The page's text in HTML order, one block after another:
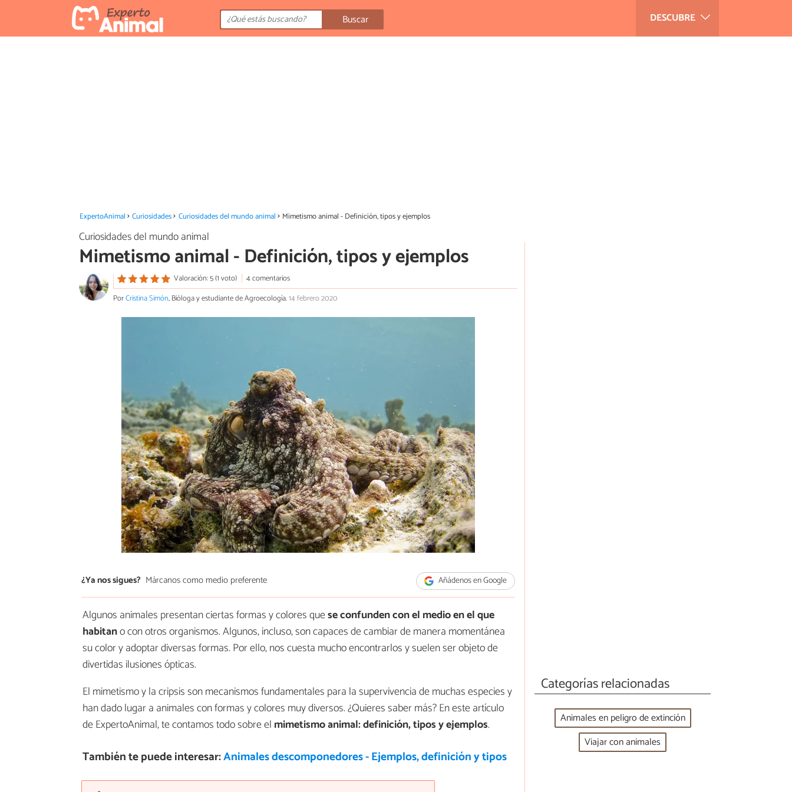
DESCUBRE
Buscar
ExpertoAnimal Curiosidades Curiosidades del mundo animal Mimetismo animal - Definición, tipos y ejemplos
Curiosidades del mundo animal
Mimetismo animal - Definición, tipos y ejemplos
Valoración: 5 (1 voto)
4 comentarios
PorCristina Simón, Bióloga y estudiante de Agroecología.14 febrero 2020
¿Ya nos sigues? Márcanos como medio preferente Añádenos en Google
Algunos animales presentan ciertas formas y colores quese confunden con el medio en el que
habitano con otros organismos. Algunos, incluso, son capaces de cambiar de manera momentánea
su color y adoptar diversas formas. Por ello, nos cuesta mucho encontrarlos y suelen ser objeto de
divertidas ilusiones ópticas.
El mimetismo y la cripsis son mecanismos fundamentales para la supervivencia de muchas especies y
han dado lugar a animales con formas y colores muy diversos. ¿Quieres saber más? En este artículo
de ExpertoAnimal, te contamos todo sobre el mimetismo animal: definición, tipos y ejemplos.
También te puede interesar:Animales descomponedores - Ejemplos, definición y tipos
Categorías relacionadas
Animales en peligro de extinción
Viajar con animales